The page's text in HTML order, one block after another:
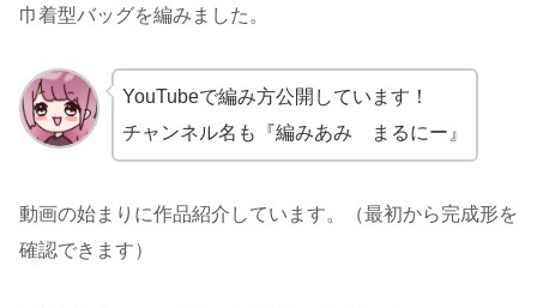
巾着型バッグを編みました。
YouTubeで編み方公開しています！
チャンネル名も『編みあみ まるにー』
動画の始まりに作品紹介しています。（最初から完成形を
確認できます）